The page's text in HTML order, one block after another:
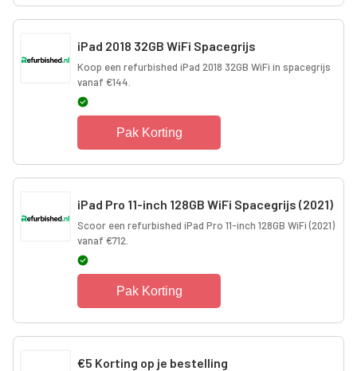
iPad 2018 32GB WiFi Spacegrijs
Koop een refurbished iPad 2018 32GB WiFi in spacegrijs
vanaf €144.
Pak Korting
iPad Pro 11-inch 128GB WiFi Spacegrijs (2021)
Scoor een refurbished iPad Pro 11-inch 128GB WiFi (2021)
vanaf €712.
Pak Korting
€5 Korting op je bestelling